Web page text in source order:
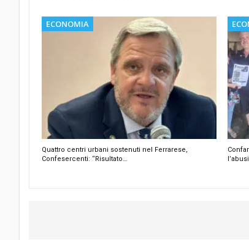
ECONOMIA
Quattro centri urbani sostenuti nel Ferrarese,
Confesercenti: “Risultato…